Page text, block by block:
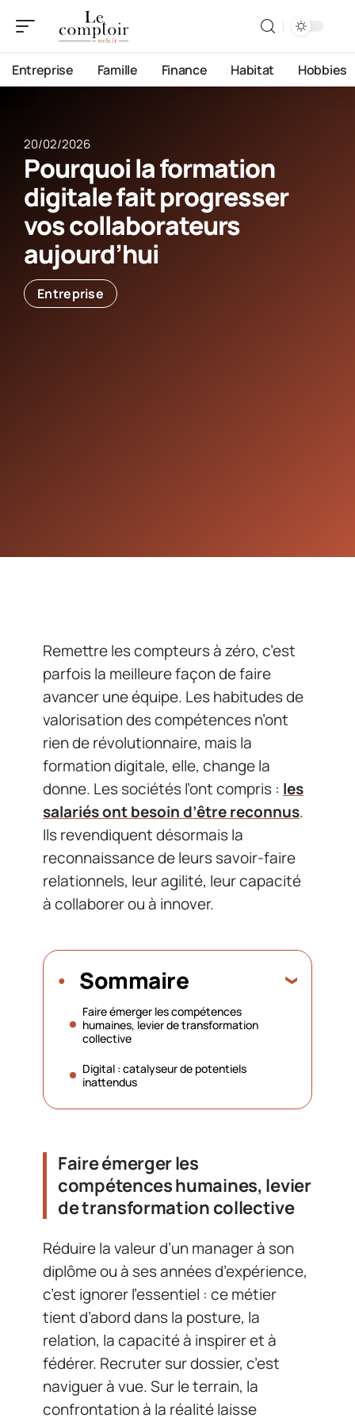
Entreprise Famille Finance Habitat Hobbies
20/02/2026
Pourquoi la formation
digitale fait progresser
vos collaborateurs
aujourd’hui
Entreprise
Remettre les compteurs à zéro, c’est
parfois la meilleure façon de faire
avancer une équipe. Les habitudes de
valorisation des compétences n’ont
rien de révolutionnaire, mais la
formation digitale, elle, change la
donne. Les sociétés l’ont compris : les
salariés ont besoin d’être reconnus.
Ils revendiquent désormais la
reconnaissance de leurs savoir-faire
relationnels, leur agilité, leur capacité
à collaborer ou à innover.
Sommaire
Faire émerger les compétences
humaines, levier de transformation
collective
Digital : catalyseur de potentiels
inattendus
Faire émerger les
compétences humaines, levier
de transformation collective
Réduire la valeur d’un manager à son
diplôme ou à ses années d’expérience,
c’est ignorer l’essentiel : ce métier
tient d’abord dans la posture, la
relation, la capacité à inspirer et à
fédérer. Recruter sur dossier, c’est
naviguer à vue. Sur le terrain, la
confrontation à la réalité laisse